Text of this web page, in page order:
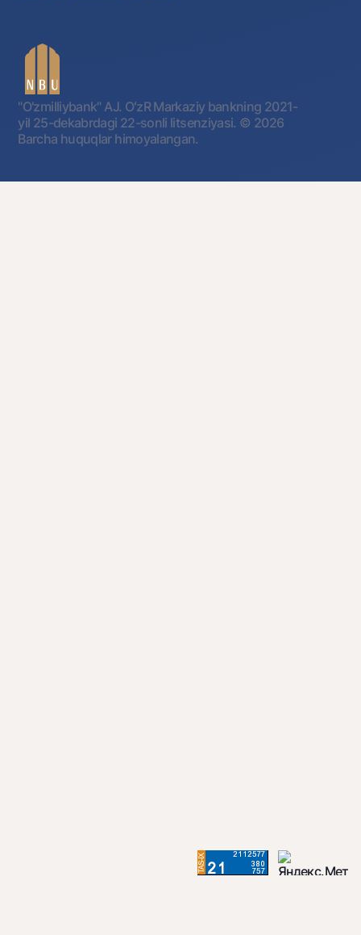
"O'zmilliybank" AJ. OʻzR Markaziy bankning 2021-
yil 25-dekabrdagi 22-sonli litsenziyasi. © 2026
Barcha huquqlar himoyalangan.